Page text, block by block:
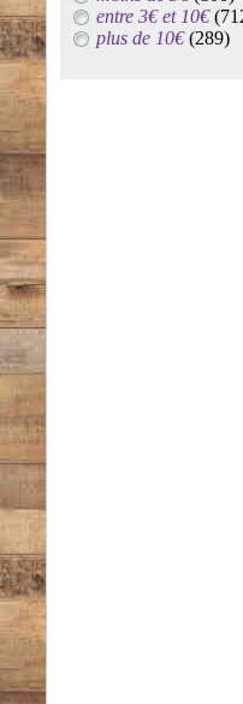
entre 3€ et 10€
plus de 10€(289)